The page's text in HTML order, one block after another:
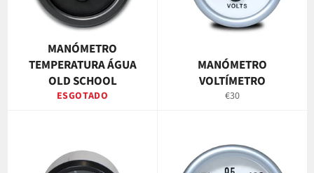
MANÓMETRO
TEMPERATURA ÁGUA
OLD SCHOOL
ESGOTADO
MANÓMETRO
VOLTÍMETRO
Preço
€30